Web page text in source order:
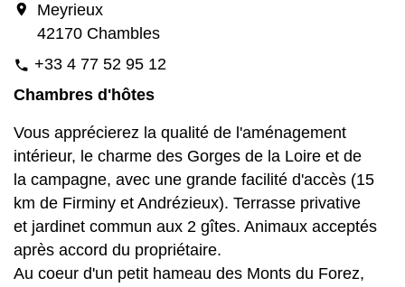
location_on
Meyrieux
42170 Chambles
phone +33 4 77 52 95 12
Chambres d'hôtes
Vous apprécierez la qualité de l'aménagement
intérieur, le charme des Gorges de la Loire et de
la campagne, avec une grande facilité d'accès (15
km de Firminy et Andrézieux). Terrasse privative
et jardinet commun aux 2 gîtes. Animaux acceptés
après accord du propriétaire.
Au coeur d'un petit hameau des Monts du Forez,